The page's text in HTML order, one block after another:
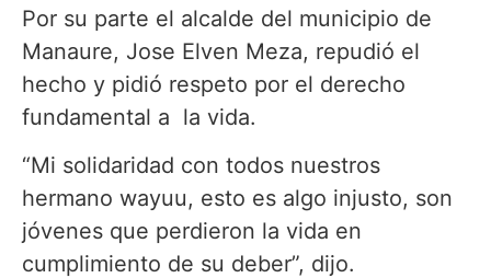
Por su parte el alcalde del municipio de
Manaure, Jose Elven Meza, repudió el
hecho y pidió respeto por el derecho
fundamental a la vida.
“Mi solidaridad con todos nuestros
hermano wayuu, esto es algo injusto, son
jóvenes que perdieron la vida en
cumplimiento de su deber”, dijo.